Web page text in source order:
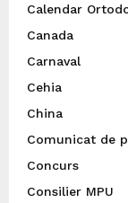
Calendar
Canada
Carnaval
Cehia
China
Comunicat de
Concurs
Consilier MPU